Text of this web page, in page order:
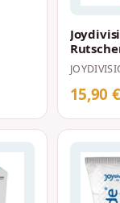
Gleitgel
15,90 €